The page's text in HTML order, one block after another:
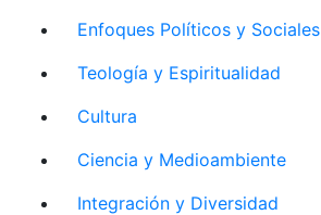
Enfoques Políticos y Sociales
Teología y Espiritualidad
Cultura
Ciencia y Medioambiente
Integración y Diversidad